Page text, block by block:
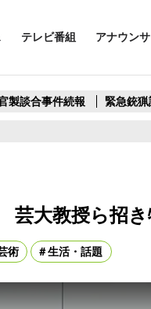
テレビ番組 アナウン
製談合事件続報 緊急銃猟
大教授ら招
術 生活・話題